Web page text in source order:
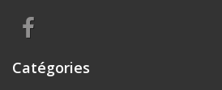
Catégories